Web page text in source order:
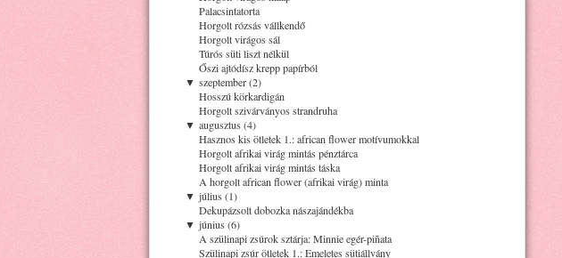
Palacsintatorta
Horgolt rózsás vállkendő
Horgolt virágos sál
Túrós süti liszt nélkül
Őszi ajtódísz krepp papírból
▼ szeptember (2)
Hosszú körkardigán
Horgolt szivárványos strandruha
▼ augusztus (4)
Hasznos kis ötletek 1.: african flower motívumokkal
Horgolt afrikai virág mintás pénztárca
Horgolt afrikai virág mintás táska
A horgolt african flower (afrikai virág) minta
▼ július (1)
Dekupázsolt dobozka nászajándékba
▼ június (6)
A szülinapi zsúrok sztárja: Minnie egér-piñata
Szülinapi zsúr ötletek 1.: Emeletes sütiállvány